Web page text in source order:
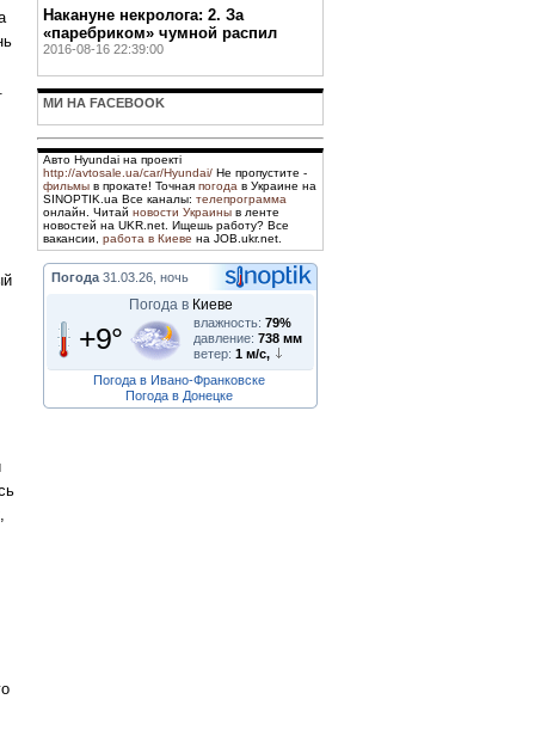
Накануне некролога: 2. За
«паребриком» чумной распил
2016-08-16 22:39:00
МИ НА FACEBOOK
Авто Hyundai на проекті
http://avtosale.ua/car/Hyundai/ Не пропустите -
фильмы в прокате! Точная погода в Украине на
SINOPTIK.ua Все каналы: телепрограмма
онлайн. Читай новости Украины в ленте
новостей на UKR.net. Ищешь работу? Все
вакансии, работа в Киеве на JOB.ukr.net.
Погода 31.03.26, ночь
Погода в Киеве
+9° влажность: 79%
давление: 738 мм
ветер: 1 м/с,
Погода в Ивано-Франковске
Погода в Донецке